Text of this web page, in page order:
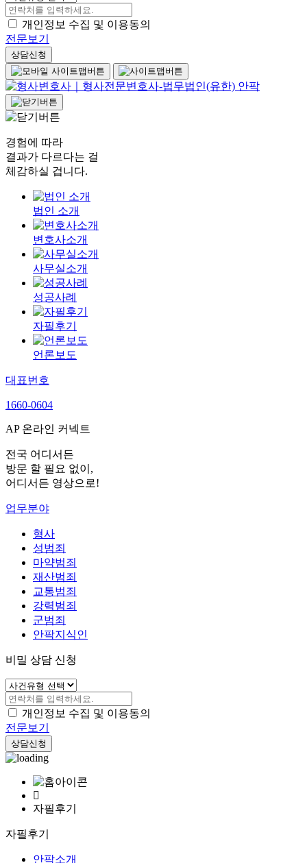
개인정보 수집 및 이용동의
전문보기
상담신청
경험에 따라
결과가 다르다는 걸
체감하실 겁니다.
법인 소개
변호사소개
사무실소개
성공사례
자필후기
언론보도
대표번호
1660-0604
AP 온라인 커넥트
전국 어디서든
방문 할 필요 없이,
어디서든 영상으로!
업무분야
형사
성범죄
마약범죄
재산범죄
교통범죄
강력범죄
군범죄
안팍지식인
비밀 상담 신청
개인정보 수집 및 이용동의
전문보기
상담신청
자필후기
자필후기
안팍소개